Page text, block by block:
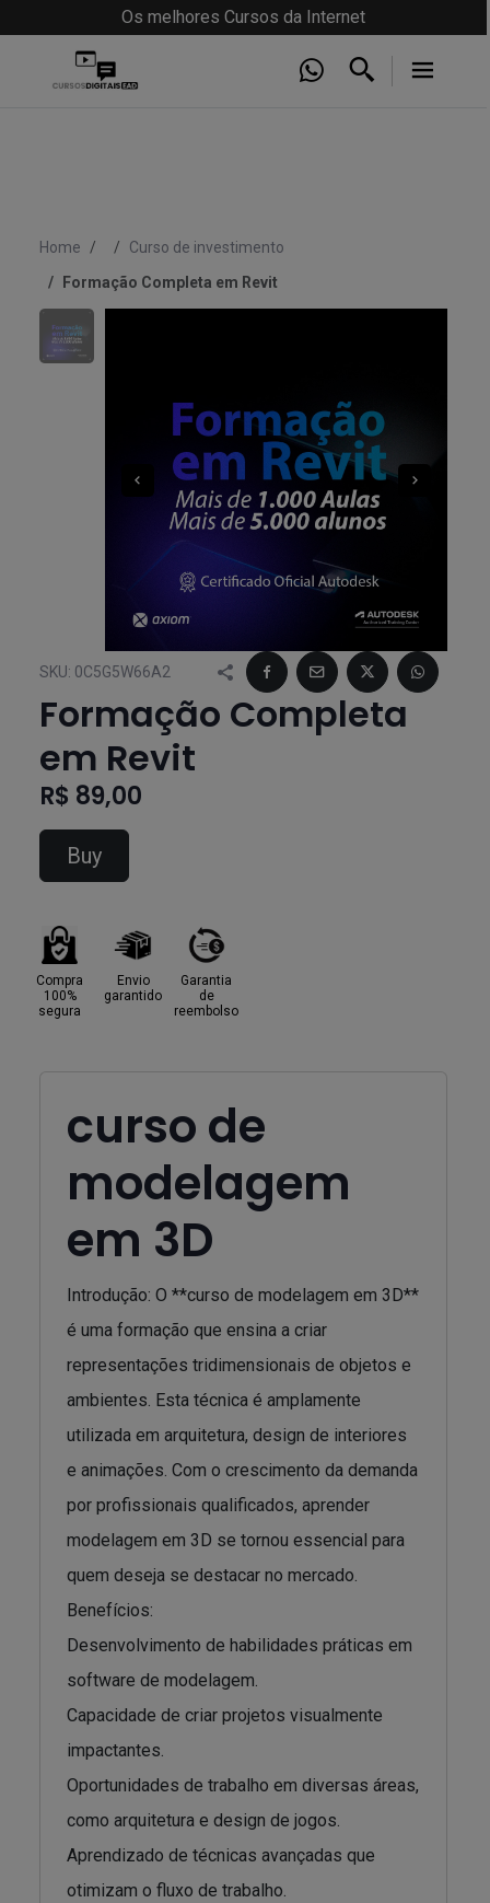
Os melhores Cursos da Internet
Home
Curso de investimento
Formação Completa em Revit
SKU: 0C5G5W66A2
Formação Completa
em Revit
R$ 89,00
Buy
Compra
100%
segura
Envio
garantido
Garantia
de
reembolso
curso de
modelagem
em 3D
Introdução: O **curso de modelagem em 3D**
é uma formação que ensina a criar
representações tridimensionais de objetos e
ambientes. Esta técnica é amplamente
utilizada em arquitetura, design de interiores
e animações. Com o crescimento da demanda
por profissionais qualificados, aprender
modelagem em 3D se tornou essencial para
quem deseja se destacar no mercado.
Benefícios:
Desenvolvimento de habilidades práticas em
software de modelagem.
Capacidade de criar projetos visualmente
impactantes.
Oportunidades de trabalho em diversas áreas,
como arquitetura e design de jogos.
Aprendizado de técnicas avançadas que
otimizam o fluxo de trabalho.